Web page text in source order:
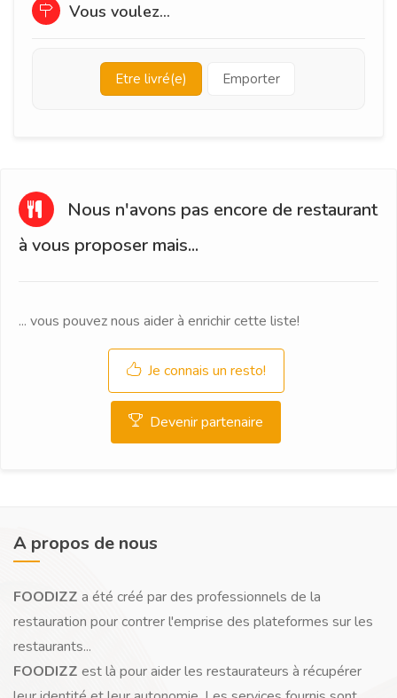
Vous voulez...
Etre livré(e) Emporter
Nous n'avons pas encore de restaurant
à vous proposer mais...
... vous pouvez nous aider à enrichir cette liste!
Je connais un resto!
Devenir partenaire
A propos de nous
FOODIZZ a été créé par des professionnels de la
restauration pour contrer l'emprise des plateformes sur les
restaurants...
FOODIZZ est là pour aider les restaurateurs à récupérer